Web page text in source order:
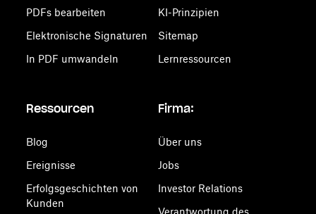
PDFs bearbeiten
Elektronische Signaturen
In PDF umwandeln
KI-Prinzipien
Sitemap
Lernressourcen
Ressourcen
Blog
Ereignisse
Erfolgsgeschichten von
Kunden
Firma:
Über uns
Jobs
Investor Relations
Verantwortung des